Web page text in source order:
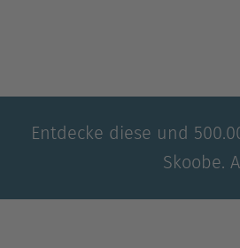
Entdecke diese und
Skoobe.